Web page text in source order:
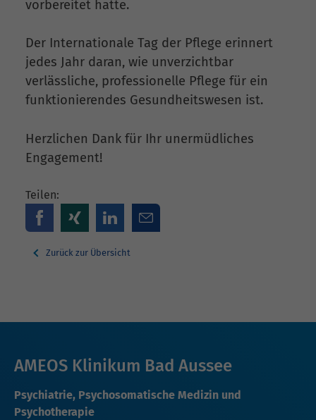
vorbereitet hatte.
Der Internationale Tag der Pflege erinnert
jedes Jahr daran, wie unverzichtbar
verlässliche, professionelle Pflege für ein
funktionierendes Gesundheitswesen ist.
Herzlichen Dank für Ihr unermüdliches
Engagement!
Teilen:
Zurück zur Übersicht
AMEOS Klinikum Bad Aussee
Psychiatrie, Psychosomatische Medizin und
Psychotherapie